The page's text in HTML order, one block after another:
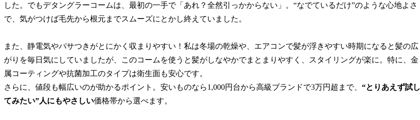
した。でもデタングラーコームは、最初の一手で「あれ？全然引っかからない」。“なでているだけ”のような心地よさ
で、気がつけば毛先から根元までスムーズにとかし終えていました。
また、静電気やパサつきがとにかく収まりやすい！私は冬場の乾燥や、エアコンで髪が浮きやすい時期になると髪の広
がりを毎日気にしていましたが、このコームを使うと髪がしなやかでまとまりやすく、スタイリングが楽に。特に、金
属コーティングや抗菌加工のタイプは衛生面も安心です。
さらに、値段も幅広いのが助かるポイント。安いものなら1,000円台から高級ブランドで3万円超まで、 “とりあえず試し
てみたい”人にもやさしい価格帯から選べます。